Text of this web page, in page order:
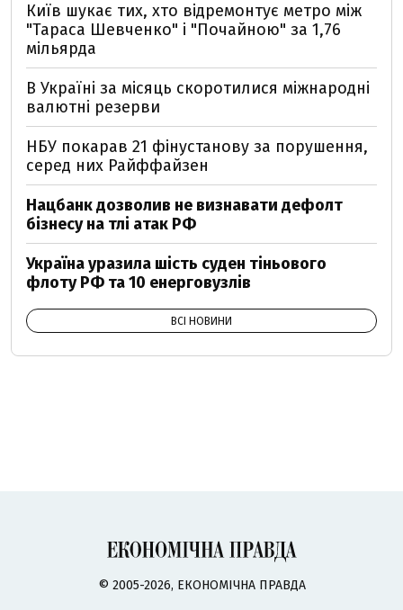
Київ шукає тих, хто відремонтує метро між
"Тараса Шевченко" і "Почайною" за 1,76
мільярда
В Україні за місяць скоротилися міжнародні
валютні резерви
НБУ покарав 21 фінустанову за порушення,
серед них Райффайзен
Нацбанк дозволив не визнавати дефолт
бізнесу на тлі атак РФ
Україна уразила шість суден тіньового
флоту РФ та 10 енерговузлів
ВСІ НОВИНИ
© 2005-2026, ЕКОНОМІЧНА ПРАВДА